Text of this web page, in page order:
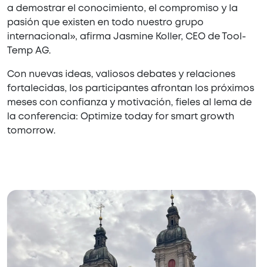
a demostrar el conocimiento, el compromiso y la
pasión que existen en todo nuestro grupo
internacional», afirma Jasmine Koller, CEO de Tool-
Temp AG.
Con nuevas ideas, valiosos debates y relaciones
fortalecidas, los participantes afrontan los próximos
meses con confianza y motivación, fieles al lema de
la conferencia: Optimize today for smart growth
tomorrow.